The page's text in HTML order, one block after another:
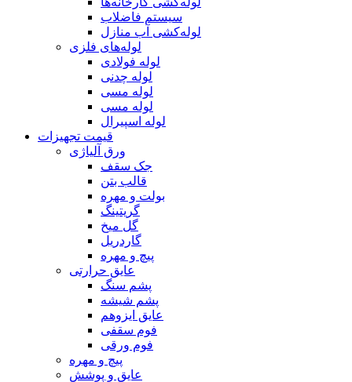
سیستم فاضلاب
لوله‌کشی آب منازل
لوله‌های فلزی
لوله‌ فولادی
لوله چدنی
لوله مسی
لوله مسی
لوله اسپیرال
قیمت تجهیزات
ورق آلیاژی
جک سقف
قالب بتن
بولت و مهره
گریتینگ
گل میخ
گاردریل
پیچ و مهره
عایق حرارتی
پشم سنگ
پشم شیشه
عایق ایزوهم
فوم سقفی
فوم ورقی
پیچ و مهره
عایق و پوشش